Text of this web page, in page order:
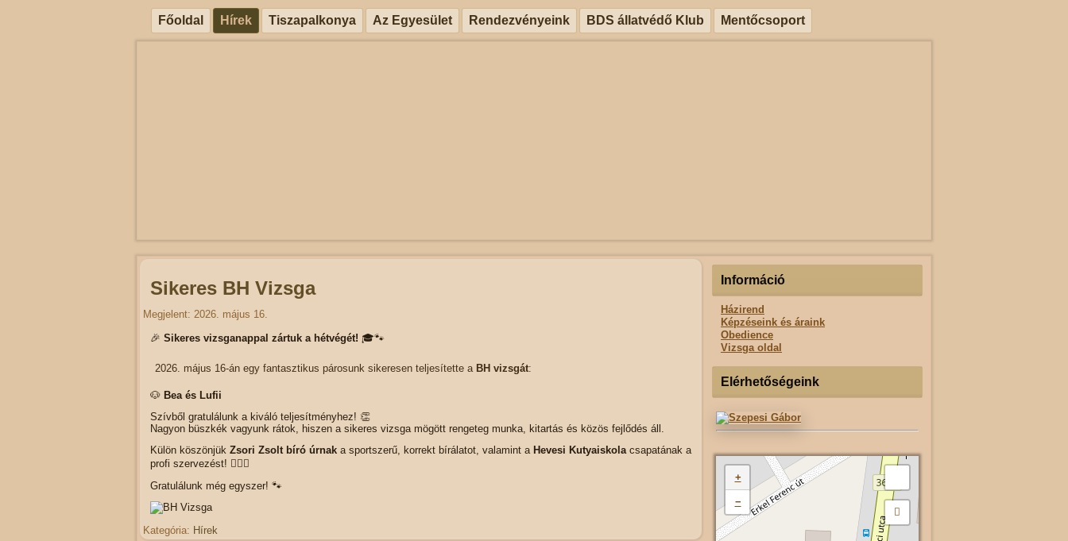
Főoldal Hírek Tiszapalkonya Az Egyesület Rendezvényeink BDS állatvédő Klub Mentőcsoport
Sikeres BH Vizsga
Megjelent: 2026. május 16.
🎉 Sikeres vizsganappal zártuk a hétvégét! 🎓🐾
május 16-án egy fantasztikus párosunk sikeresen teljesítette a BH vizsgát:
🐶 Bea és Lufii
Szívből gratulálunk a kiváló teljesítményhez! 👏
Nagyon büszkék vagyunk rátok, hiszen a sikeres vizsga mögött rengeteg munka, kitartás és közös fejlődés áll.
Külön köszönjük Zsori Zsolt bíró úrnak a sportszerű, korrekt bírálatot, valamint a Hevesi Kutyaiskolacsapatának a
profi szervezést! 🐕‍🦺✨
Gratulálunk még egyszer! 🐾
Kategória: Hírek
Információ
Házirend
Képzéseink és áraink
Obedience
Vizsga oldal
Elérhetőségeink
+
−